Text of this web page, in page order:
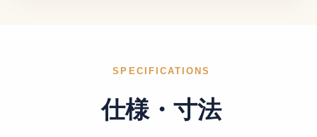
SPECIFICATIONS
仕様・寸法